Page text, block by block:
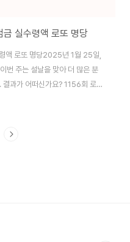
실수령액 로또 명당
액 로또 명당2025년 1월 25일,
번 주는 설날을 맞아 더 많은 분
결과가 어떠신가요? 1156회 로또
입니다. 이번 로또 내용 정리
와 당첨금 ✅ 1등 당첨번호: 30,